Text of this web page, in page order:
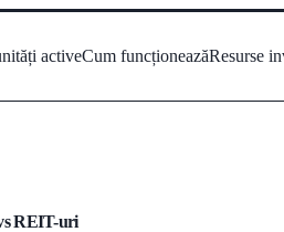
activeCum funcționeazăResurse
REIT-uri